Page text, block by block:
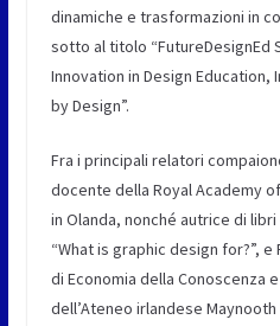
dinamiche e trasformazioni in
sotto al titolo “FutureDesignEd
Innovation in Design Education,
by Design”.
Fra i principali relatori
docente della Royal Academy
in Olanda, nonché autrice di
“What is graphic design for?”,
di Economia della Conoscenza
dell’Ateneo irlandese